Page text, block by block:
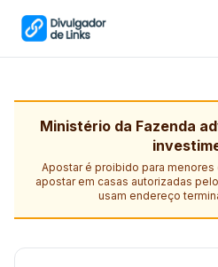
Ministério da Fazenda
Apostar é proibido para menores
apostar em casas autorizadas
usam endereço